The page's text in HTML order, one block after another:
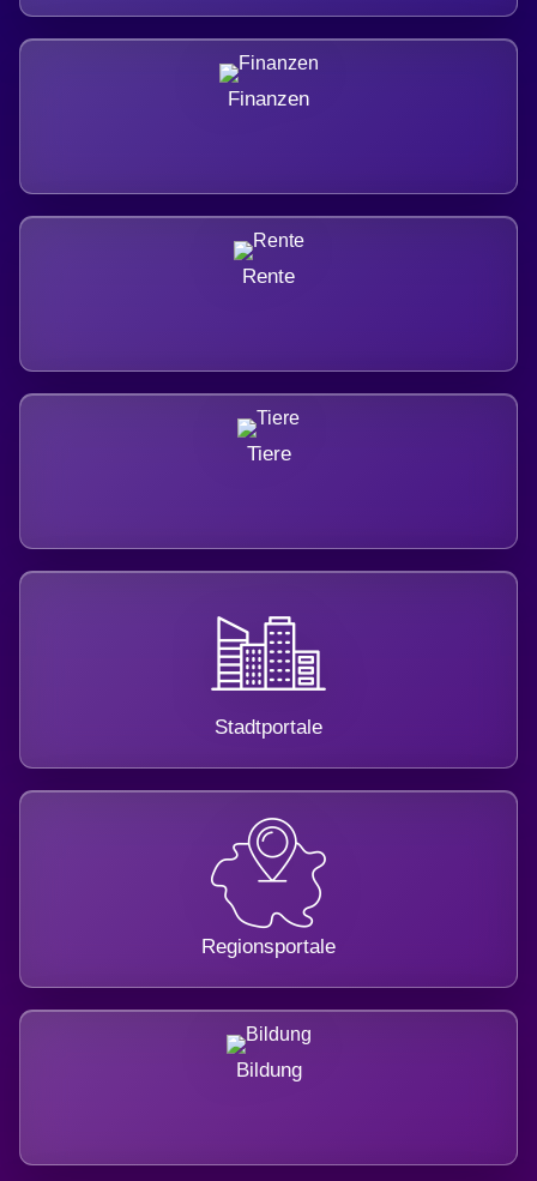
Finanzen
Rente
Tiere
Stadtportale
Regionsportale
Bildung